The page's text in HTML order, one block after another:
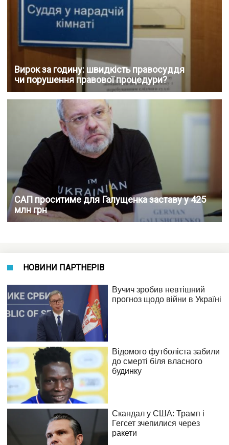
Вирок за годину: швидкість правосуддя
чи порушення правової процедури?
САП проситиме для Галущенка заставу у 425
млн грн
НОВИНИ ПАРТНЕРІВ